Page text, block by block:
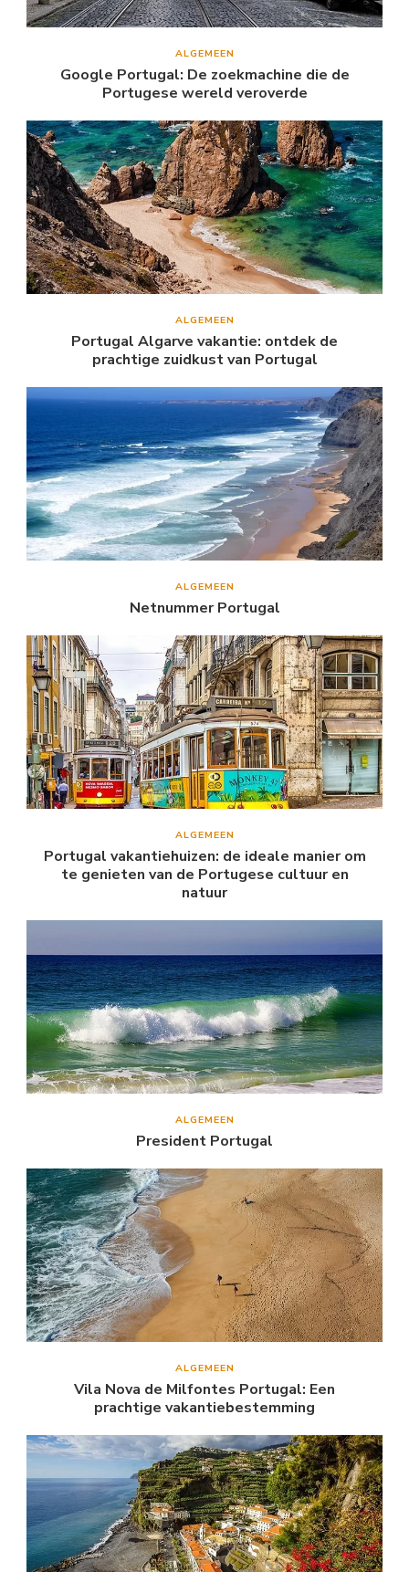
ALGEMEEN
Google Portugal: De zoekmachine die de
Portugese wereld veroverde
ALGEMEEN
Portugal Algarve vakantie: ontdek de
prachtige zuidkust van Portugal
ALGEMEEN
Netnummer Portugal
ALGEMEEN
Portugal vakantiehuizen: de ideale manier om
te genieten van de Portugese cultuur en
natuur
ALGEMEEN
President Portugal
ALGEMEEN
Vila Nova de Milfontes Portugal: Een
prachtige vakantiebestemming